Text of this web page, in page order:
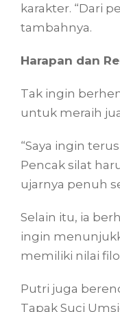
karakter. “Dari
tambahnya.
Harapan dan
Tak ingin
untuk meraih
“Saya ingin
Pencak silat
ujarnya penuh
Selain itu, ia
ingin
memiliki nilai
Putri juga
Tapak Suci